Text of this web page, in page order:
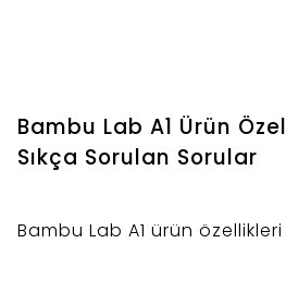
Bambu Lab A1 Ürün
Sıkça Sorulan Sorular
Bambu Lab A1 ürün özellikleri